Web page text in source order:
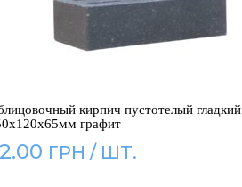
кирпич пустотелый гладкий
графит